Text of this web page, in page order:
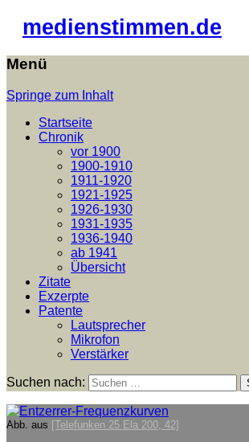
medienstimmen.de
Menü
Springe zum Inhalt
Startseite
Chronik
vor 1900
1900-1910
1911-1920
1921-1925
1926-1930
1931-1935
1936-1940
ab 1941
Übersicht
Zitate
Exzerpte
Patente
Lautsprecher
Mikrofon
Verstärker
Suchen nach:
Abb. aus [Telefunken 25 Ela 200, 42]